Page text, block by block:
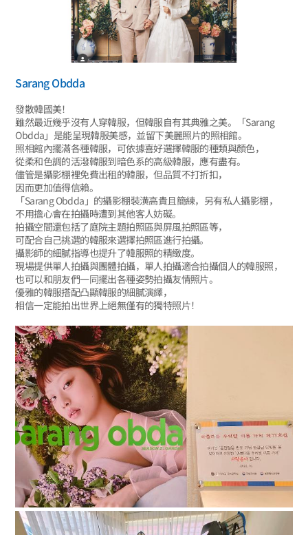
Sarang Obdda
發散韓國美！
雖然最近幾乎沒有人穿韓服，但韓服自有其典雅之美。「Sarang
Obdda」是能呈現韓服美感，並留下美麗照片的照相館。
照相館內擺滿各種韓服，可依據喜好選擇韓服的種類與顏色，
從柔和色調的活潑韓服到暗色系的高級韓服，應有盡有。
儘管是攝影棚裡免費出租的韓服，但品質不打折扣，
因而更加值得信賴。
「Sarang Obdda」的攝影棚裝潢高貴且簡練，另有私人攝影棚，
不用擔心會在拍攝時遭到其他客人妨礙。
拍攝空間還包括了庭院主題拍照區與屏風拍照區等，
可配合自己挑選的韓服來選擇拍照區進行拍攝。
攝影師的細膩指導也提升了韓服照的精緻度。
現場提供單人拍攝與團體拍攝，單人拍攝適合拍攝個人的韓服照，
也可以和朋友們一同擺出各種姿勢拍攝友情照片。
優雅的韓服搭配凸顯韓服的細膩演繹，
相信一定能拍出世界上絕無僅有的獨特照片！